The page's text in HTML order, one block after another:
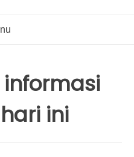
ini